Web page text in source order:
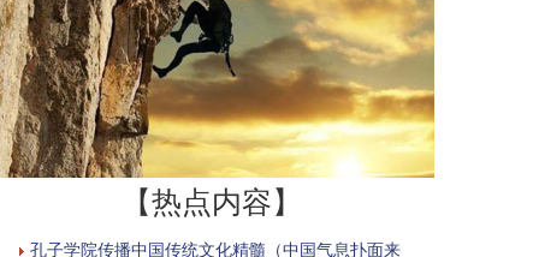
【热点内容】
孔子学院传播中国传统文化精髓（中国气息扑面来